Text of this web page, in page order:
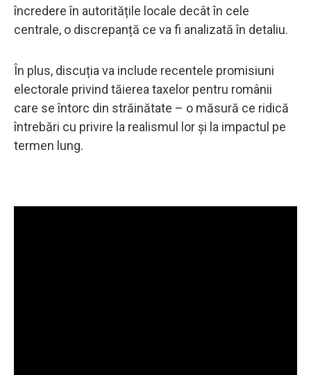
încredere în autoritățile locale decât în cele
centrale, o discrepanță ce va fi analizată în detaliu.
În plus, discuția va include recentele promisiuni
electorale privind tăierea taxelor pentru românii
care se întorc din străinătate – o măsură ce ridică
întrebări cu privire la realismul lor și la impactul pe
termen lung.